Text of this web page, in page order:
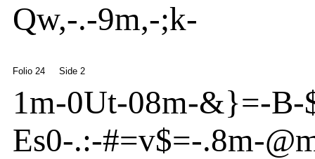
Qw,-.-9m,-;k-
Folio 24 Side 2
1m-0Ut-08m-&}=-B-
Es0-.:-#=v$=-.8m-@